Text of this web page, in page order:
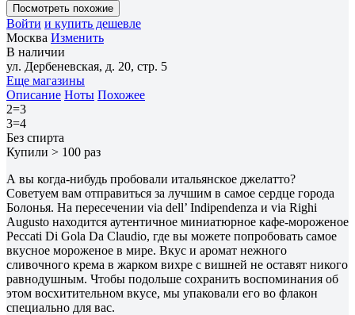
Посмотреть похожие
Войти и купить дешевле
Москва Изменить
В наличии
ул. Дербеневская, д. 20, стр. 5
Еще магазины
Описание Ноты Похожее
2=3
3=4
Без спирта
Купили > 100 раз
А вы когда-нибудь пробовали итальянское джелатто?
Советуем вам отправиться за лучшим в самое сердце города
Болонья. На пересечении via dell’ Indipendenza и via Righi
Augusto находится аутентичное миниатюрное кафе-мороженое
Peccati Di Gola Da Claudio, где вы можете попробовать самое
вкусное мороженое в мире. Вкус и аромат нежного
сливочного крема в жарком вихре с вишней не оставят никого
равнодушным. Чтобы подольше сохранить воспоминания об
этом восхитительном вкусе, мы упаковали его во флакон
специально для вас.